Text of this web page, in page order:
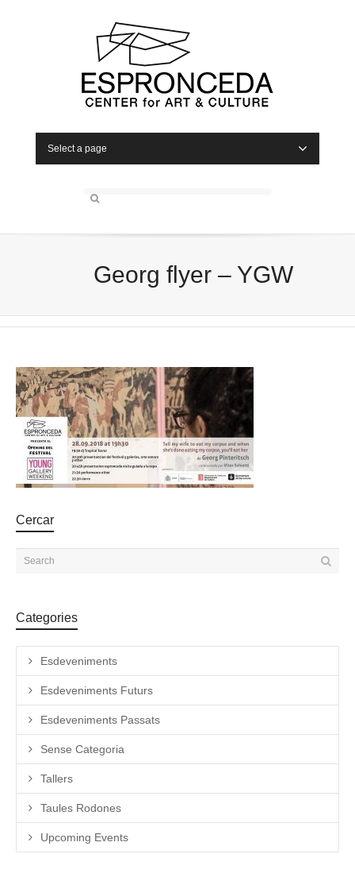
Select a page
Georg flyer – YGW
Cercar
Categories
Esdeveniments
Esdeveniments Futurs
Esdeveniments Passats
Sense Categoria
Tallers
Taules Rodones
Upcoming Events